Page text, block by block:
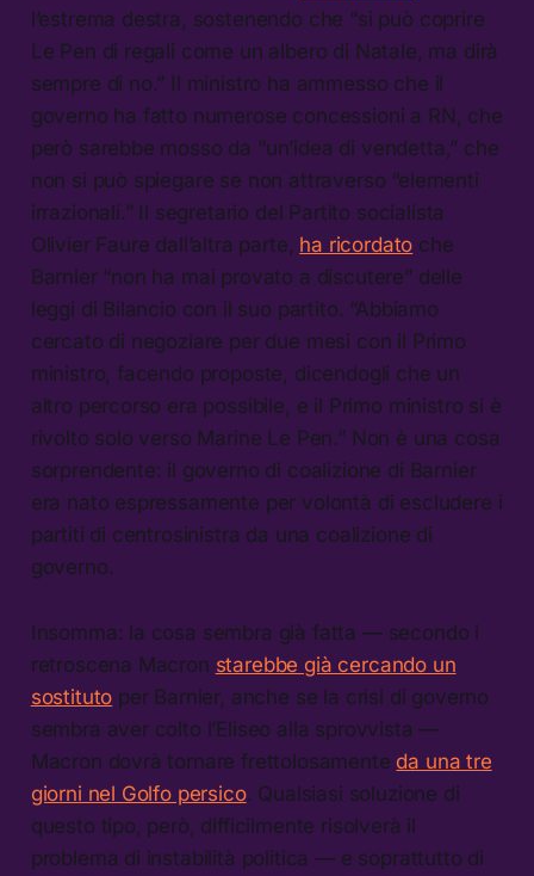
l’estrema destra, sostenendo che “si può coprire
Le Pen di regali come un albero di Natale, ma dirà
sempre di no.” Il ministro ha ammesso che il
governo ha fatto numerose concessioni a RN, che
però sarebbe mosso da “un’idea di vendetta,” che
non si può spiegare se non attraverso “elementi
irrazionali.” Il segretario del Partito socialista
Olivier Faure dall’altra parte, ha ricordato che
Barnier “non ha mai provato a discutere” delle
leggi di Bilancio con il suo partito. “Abbiamo
cercato di negoziare per due mesi con il Primo
ministro, facendo proposte, dicendogli che un
altro percorso era possibile, e il Primo ministro si è
rivolto solo verso Marine Le Pen.” Non è una cosa
sorprendente: il governo di coalizione di Barnier
era nato espressamente per volontà di escludere i
partiti di centrosinistra da una coalizione di
governo.
Insomma: la cosa sembra già fatta — secondo i
retroscena Macron starebbe già cercando un
sostituto per Barnier, anche se la crisi di governo
sembra aver colto l’Eliseo alla sprovvista —
Macron dovrà tornare frettolosamente da una tre
giorni nel Golfo persico. Qualsiasi soluzione di
questo tipo, però, difficilmente risolverà il
problema di instabilità politica — e soprattutto di